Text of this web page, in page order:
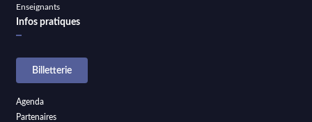
Enseignants
Infos pratiques
Billetterie
Agenda
Partenaires